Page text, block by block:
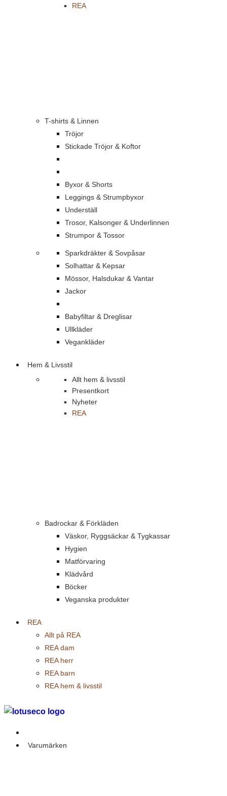
REA
T-shirts & Linnen
Tröjor
Stickade Tröjor & Koftor
Byxor & Shorts
Leggings & Strumpbyxor
Underställ
Trosor, Kalsonger & Underlinnen
Strumpor & Tossor
Sparkdräkter & Sovpåsar
Solhattar & Kepsar
Mössor, Halsdukar & Vantar
Jackor
Babyfiltar & Dreglisar
Ullkläder
Vegankläder
Hem & Livsstil
Allt hem & livsstil
Presentkort
Nyheter
REA
Badrockar & Förkläden
Väskor, Ryggsäckar & Tygkassar
Hygien
Matförvaring
Klädvård
Böcker
Veganska produkter
REA
Allt på REA
REA dam
REA herr
REA barn
REA hem & livsstil
Varumärken